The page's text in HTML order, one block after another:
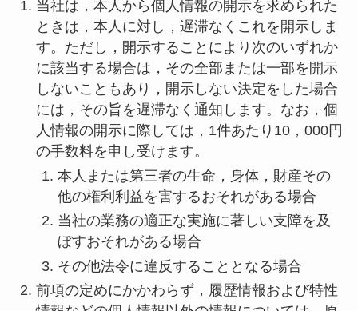
当社は，本人から個人情報の開示を求められた
ときは，本人に対し，遅滞なくこれを開示しま
す。ただし，開示することにより次のいずれか
に該当する場合は，その全部または一部を開示
しないこともあり，開示しない決定をした場合
には，その旨を遅滞なく通知します。なお，個
人情報の開示に際しては，1件あたり10，000円
の手数料を申し受けます。
本人または第三者の生命，身体，財産その
他の権利利益を害するおそれがある場合
当社の業務の適正な実施に著しい支障を及
ぼすおそれがある場合
その他法令に違反することとなる場合
前項の定めにかかわらず，履歴情報および特性